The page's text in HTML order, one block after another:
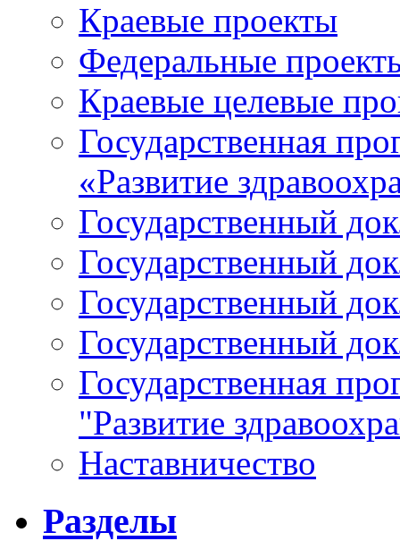
Краевые проекты
Федеральные
Краевые целевые
Государственная
«Развитие
Государственный
Государственный
Государственный
Государственный
Государственная
"Развитие
Наставничество
Разделы